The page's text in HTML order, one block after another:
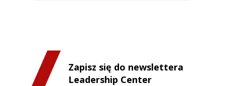
Zapisz się do newslettera
Leadership Center